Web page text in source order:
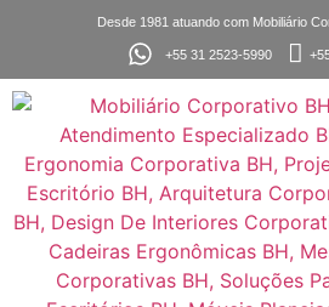
Desde 1981 atuando com Mobiliário
+55 31 2523-5990